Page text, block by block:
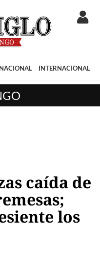
NACIONAL INTERNACIONAL
caída de
los